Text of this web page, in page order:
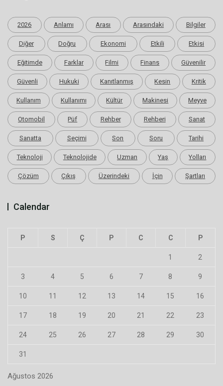
2026 Anlamı Arası Arasındaki Bilgiler
Diğer Doğru Ekonomi Etkili Etkisi
Eğitimde Farklar Filmi Finans Güvenilir
Güvenli Hukuki Kanıtlanmış Kesin Kritik
Kullanım Kullanımı Kültür Makinesi Meyve
Otomobil Püf Rehber Rehberi Sanat
Sanatta Seçimi Son Soru Tarihi
Teknoloji Teknolojide Uzman Yaş Yolları
Çözüm Çıkış Üzerindeki İçin Şartları
Calendar
Ağustos 2026
P S Ç P C C P
1 2
3 4 5 6 7 8 9
10 11 12 13 14 15 16
17 18 19 20 21 22 23
24 25 26 27 28 29 30
31